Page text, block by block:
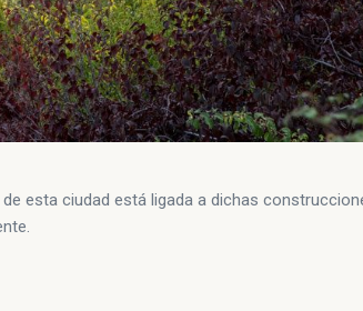
esta ciudad está ligada a dichas